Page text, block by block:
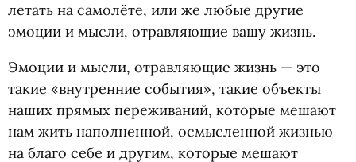
летать на самолёте, или же любые другие
эмоции и мысли, отравляющие вашу жизнь.
Эмоции и мысли, отравляющие жизнь — это
такие «внутренние события», такие объекты
наших прямых переживаний, которые мешают
нам жить наполненной, осмысленной жизнью
на благо себе и другим, которые мешают